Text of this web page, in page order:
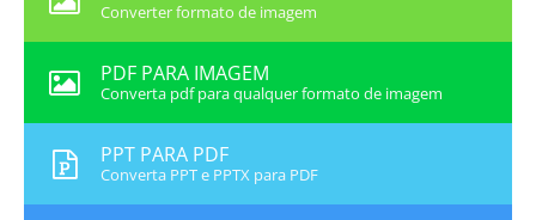
Converter formato de imagem
PDF PARA IMAGEM
Converta pdf para qualquer formato de imagem
PPT PARA PDF
Converta PPT e PPTX para PDF